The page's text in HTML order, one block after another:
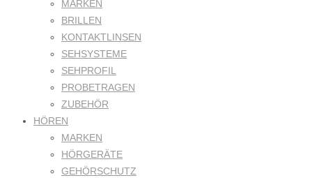
MARKEN
BRILLEN
KONTAKTLINSEN
SEHSYSTEME
SEHPROFIL
PROBETRAGEN
ZUBEHÖR
HÖREN
MARKEN
HÖRGERÄTE
GEHÖRSCHUTZ